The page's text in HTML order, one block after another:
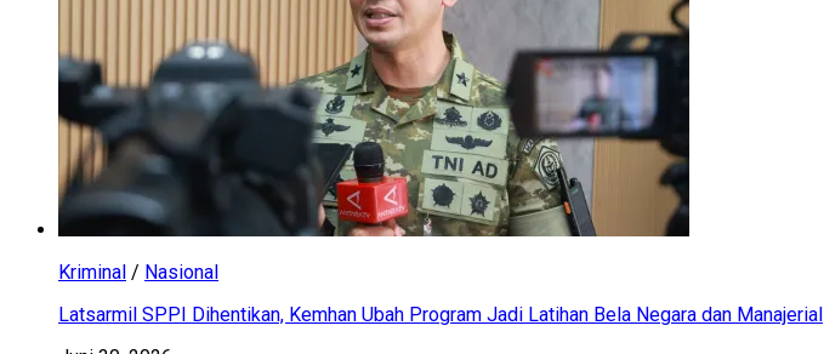
Kriminal / Nasional
Latsarmil SPPI Dihentikan, Kemhan Ubah Program Jadi Latihan Bela Negara dan Manajerial